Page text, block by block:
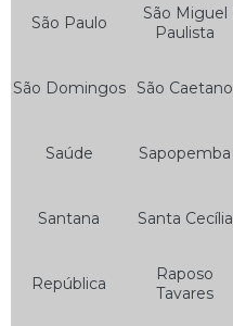
Bateria de Moto 5 Amperes
Bateria de Moto 7ah
Bateria Heliar de Moto
Bateria Moto
São Paulo
São Miguel
Paulista
São Domingos São Caetano
Saúde Sapopemba
Santana Santa Cecília
República
Raposo
Tavares